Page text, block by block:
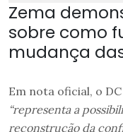
Zema
sobre como
mudança
Em nota oficial, o
“representa a
reconstrução da